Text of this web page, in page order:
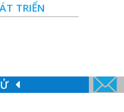
TRIỂN